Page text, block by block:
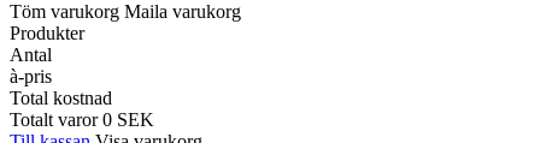
Töm varukorg Maila varukorg
Produkter
Antal
à-pris
Total kostnad
Totalt varor0 SEK